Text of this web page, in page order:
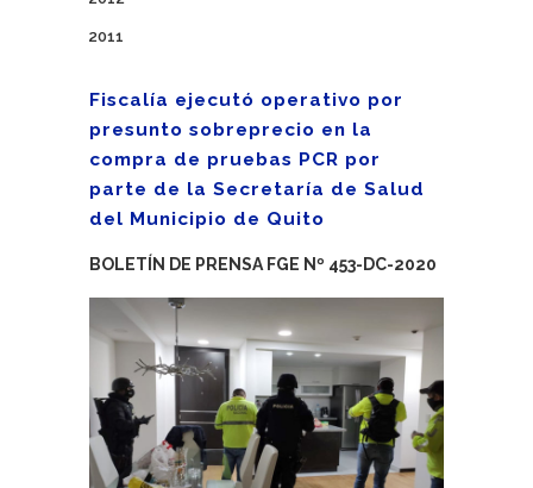
2011
Fiscalía ejecutó operativo por
presunto sobreprecio en la
compra de pruebas PCR por
parte de la Secretaría de Salud
del Municipio de Quito
BOLETÍN DE PRENSA FGE Nº 453-DC-2020